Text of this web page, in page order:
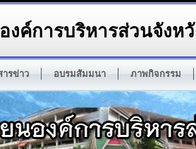
องค์การบริหารส่วนจัง
ารข่าว อบรมสัมมนา ภาพกิจกรรม